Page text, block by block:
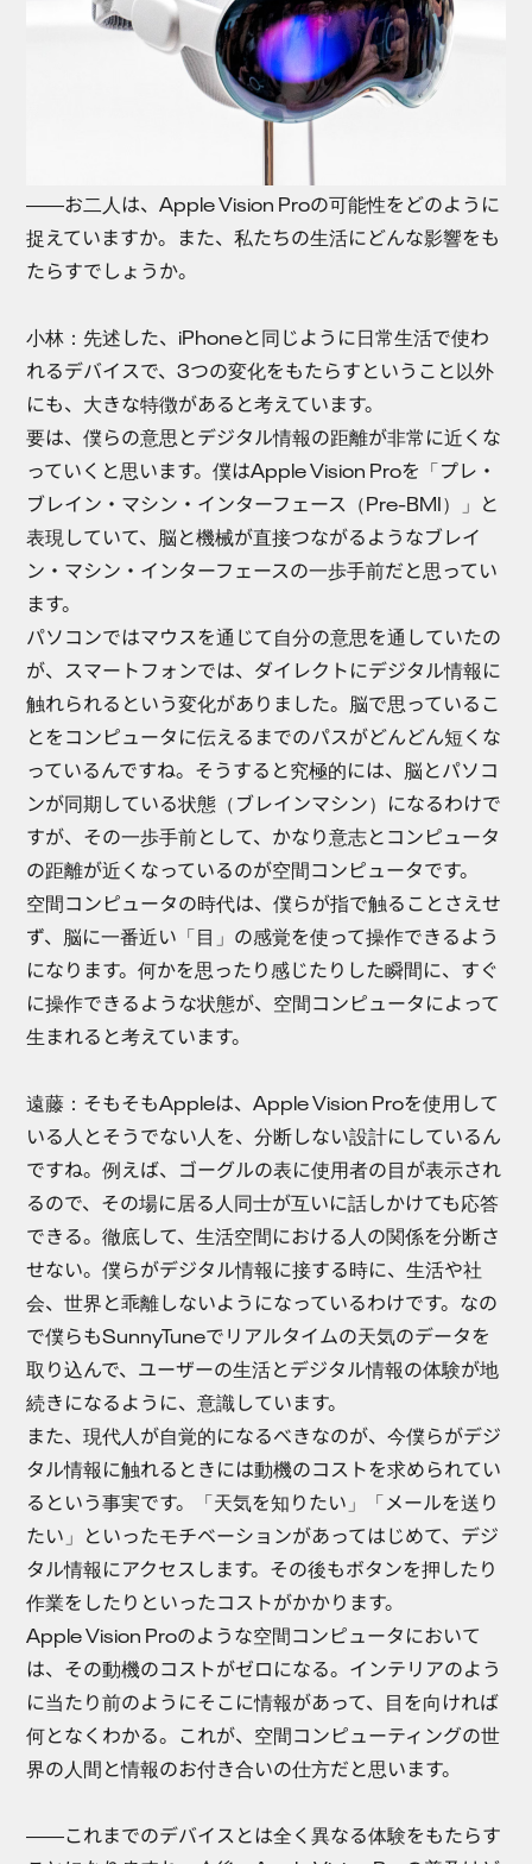
――お二人は、Apple Vision Proの可能性をどのように
捉えていますか。また、私たちの生活にどんな影響をも
たらすでしょうか。
小林： 先述した、iPhoneと同じように日常生活で使わ
れるデバイスで、3つの変化をもたらすということ以外
にも、大きな特徴があると考えています。
要は、僕らの意思とデジタル情報の距離が非常に近くな
っていくと思います。僕はApple Vision Proを「プレ・
ブレイン・マシン・インターフェース（Pre-BMI）」と
表現していて、脳と機械が直接つながるようなブレイ
ン・マシン・インターフェースの一歩手前だと思ってい
ます。
パソコンではマウスを通じて自分の意思を通していたの
が、スマートフォンでは、ダイレクトにデジタル情報に
触れられるという変化がありました。脳で思っているこ
とをコンピュータに伝えるまでのパスがどんどん短くな
っているんですね。そうすると究極的には、脳とパソコ
ンが同期している状態（ブレインマシン）になるわけで
すが、その一歩手前として、かなり意志とコンピュータ
の距離が近くなっているのが空間コンピュータです。
空間コンピュータの時代は、僕らが指で触ることさえせ
ず、脳に一番近い「目」の感覚を使って操作できるよう
になります。何かを思ったり感じたりした瞬間に、すぐ
に操作できるような状態が、空間コンピュータによって
生まれると考えています。
遠藤： そもそもAppleは、Apple Vision Proを使用して
いる人とそうでない人を、分断しない設計にしているん
ですね。例えば、ゴーグルの表に使用者の目が表示され
るので、その場に居る人同士が互いに話しかけても応答
できる。徹底して、生活空間における人の関係を分断さ
せない。僕らがデジタル情報に接する時に、生活や社
会、世界と乖離しないようになっているわけです。なの
で僕らもSunnyTuneでリアルタイムの天気のデータを
取り込んで、ユーザーの生活とデジタル情報の体験が地
続きになるように、意識しています。
また、現代人が自覚的になるべきなのが、今僕らがデジ
タル情報に触れるときには動機のコストを求められてい
るという事実です。「天気を知りたい」「メールを送り
たい」といったモチベーションがあってはじめて、デジ
タル情報にアクセスします。その後もボタンを押したり
作業をしたりといったコストがかかります。
Apple Vision Proのような空間コンピュータにおいて
は、その動機のコストがゼロになる。インテリアのよう
に当たり前のようにそこに情報があって、目を向ければ
何となくわかる。これが、空間コンピューティングの世
界の人間と情報のお付き合いの仕方だと思います。
――これまでのデバイスとは全く異なる体験をもたらす